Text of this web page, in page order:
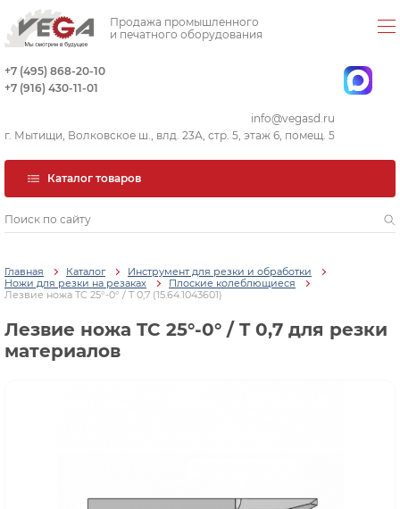
Продажа промышленного
и печатного оборудования
+7 (495) 868-20-10
+7 (916) 430-11-01
info@vegasd.ru
г. Мытищи, Волковское ш., влд. 23А, стр. 5, этаж 6, помещ. 5
Каталог товаров
Главная Каталог
Инструмент для резки и обработки
Ножи для резки на резаках
Плоские колеблющиеся
Лезвие ножа TC 25°-0° / T 0,7 (15.64.1043601)
Лезвие ножа TC 25°-0° / T 0,7 для резки
материалов